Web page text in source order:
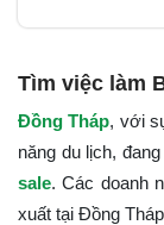
Tìm việc làm
Đồng Tháp, với
năng du lịch,
sale. Các doanh
xuất tại Đồng